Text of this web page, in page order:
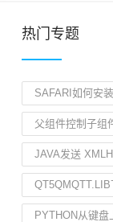
热门专题
SAFARI如何安
父组件控制子组
JAVA发送
QT5QMQTT.LIB
PYTHON从键